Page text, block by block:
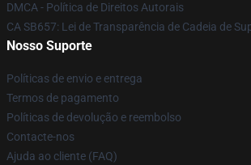
DMCA - Política de Direitos Autorais
CA SB657: Lei de Transparência de Cadeia de
Nosso Suporte
Políticas de envio e entrega
Termos de pagamento
Políticas de devolução e reembolso
Contacte-nos
Ajuda ao cliente (FAQ)